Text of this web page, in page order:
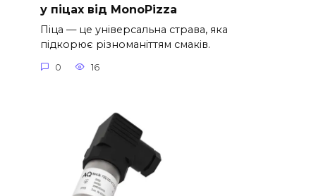
у піцах від MonoPizza
Піца — це універсальна страва, яка
підкорює різноманіттям смаків.
0 16